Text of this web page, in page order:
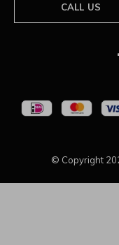
CALL US
© Copyright